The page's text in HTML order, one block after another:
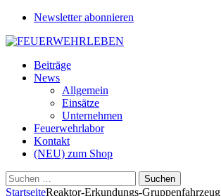
Newsletter abonnieren
Beiträge
News
Allgemein
Einsätze
Unternehmen
Feuerwehrlabor
Kontakt
(NEU) zum Shop
Suchen
nach:
StartseiteReaktor-Erkundungs-Gruppenfahrzeug